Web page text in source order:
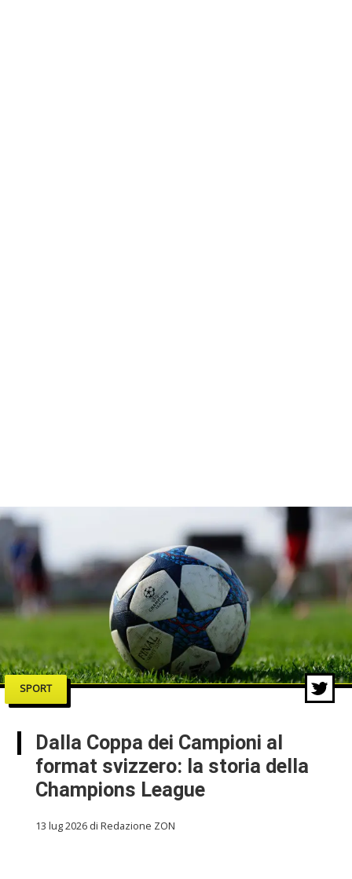
SPORT
Dalla Coppa dei Campioni al
format svizzero: la storia della
Champions League
13 lug 2026 di Redazione ZON